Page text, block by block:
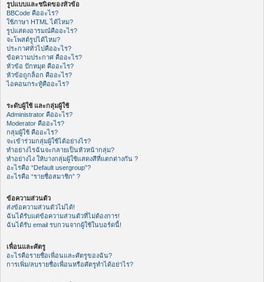
รูปแบบและชนิดของหัวข้อ
BBCode คืออะไร?
ใช้ภาษา HTML ได้ไหม?
รูปแสดงอารมณ์คืออะไร?
จะโพสต์รูปได้ไหม?
ประกาศทั่วไปคืออะไร?
ข้อความประกาศ คืออะไร?
หัวข้อ ปักหมุด คืออะไร?
หัวข้อถูกล็อก คืออะไร?
ไอคอนกระทู้คืออะไร?
ระดับผู้ใช้ และกลุ่มผู้ใช้
Administrator คืออะไร?
Moderator คืออะไร?
กลุ่มผู้ใช้ คืออะไร?
จะเข้าร่วมกลุ่มผู้ใช้ได้อย่างไร?
ทำอย่างไรฉันจะกลายเป็นหัวหน้ากลุ่ม?
ทำอย่างไง ให้บางกลุ่มผู้ใช้แสดงสีที่แตกต่างกัน ?
อะไรคือ “Default usergroup”?
อะไรคือ “รายชื่อสมาชิก” ?
ข้อความส่วนตัว
ส่งข้อความส่วนตัวไม่ได้!
ฉันได้รับแต่ข้อความส่วนตัวที่ไม่ต้องการ!
ฉันได้รับ email รบกวนจากผู้ใช้ในบอร์ดนี้!
เพื่อนและศัตรู
อะไรคือรายชื่อเพื่อนและศัตรูของฉัน?
การเพิ่ม/ลบรายชื่อเพื่อนหรือศัตรูทำได้อย่าไร?